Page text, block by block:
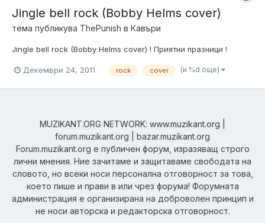
Jingle bell rock (Bobby Helms cover)
тема публикува ThePunish в Кавъри
Jingle bell rock (Bobby Helms cover) ! Приятни празници !
Декември 24, 2011 rock cover (и %d още)
MUZIKANT.ORG NETWORK: www.muzikant.org |
forum.muzikant.org | bazar.muzikant.org
Forum.muzikant.org е публичен форум, изразяващ строго
лични мнения. Ние зачитаме и защитаваме свободата на
словото, но всеки носи персонална отговорност за това,
което пише и прави в или чрез форума! Форумната
администрация е организирана на доброволен принцип и
не носи авторска и редакторска отговорност.